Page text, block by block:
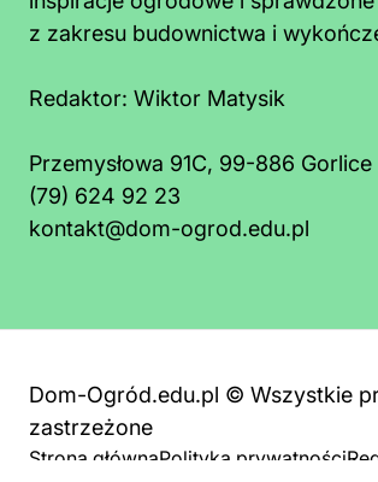
z zakresu budownictwa i
Redaktor: Wiktor Matysik
Przemysłowa 91C, 99-886 Gorlice
(79) 624 92 23
kontakt@dom-ogrod.edu.pl
Dom-Ogród.edu.pl © Wszystkie
zastrzeżone
Strona głównaPolityka prywatności